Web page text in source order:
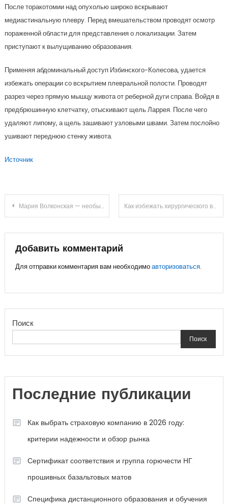
После торакотомии над опухолью широко вскрывают
медиастинальную плевру. Перед вмешательством проводят осмотр
пораженной области для представления о локализации. Затем
приступают к вылущиванию образования.
Применяя абдоминальный доступ Избинского-Колесова, удается
избежать операции со вскрытием плевральной полости. Проводят
разрез через прямую мышцу живота от реберной дуги справа. Войдя в
предбрюшинную клетчатку, отыскивают щель Ларрея. После чего
удаляют липому, а щель зашивают узловыми швами. Затем послойно
ушивают переднюю стенку живота.
Источник
Навигация
записям
Мария Волконская — необыкновенная сила и светлая красота русской женщины — жизненный путь, достижения и влияние на историю Как избежать хирургического вмешательства при липоме: проверенные средства и методы
Добавить комментарий
Для отправки комментария вам необходимоавторизоваться.
Поиск
Поиск
Последние публикации
Как выбрать страховую компанию в 2026 году:
критерии надежности и обзор рынка
Сертификат соответствия и группа горючести НГ
прошивных базальтовых матов
Специфика дистанционного образования и обучения